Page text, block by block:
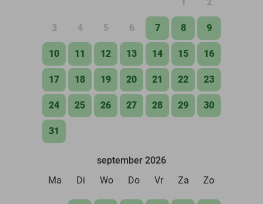
3 4 5 6 7 8 9
10 11 12 13 14 15 16
17 18 19 20 21 22 23
24 25 26 27 28 29 30
31
september 2026
Ma
Di Wo Do Vr Za Zo